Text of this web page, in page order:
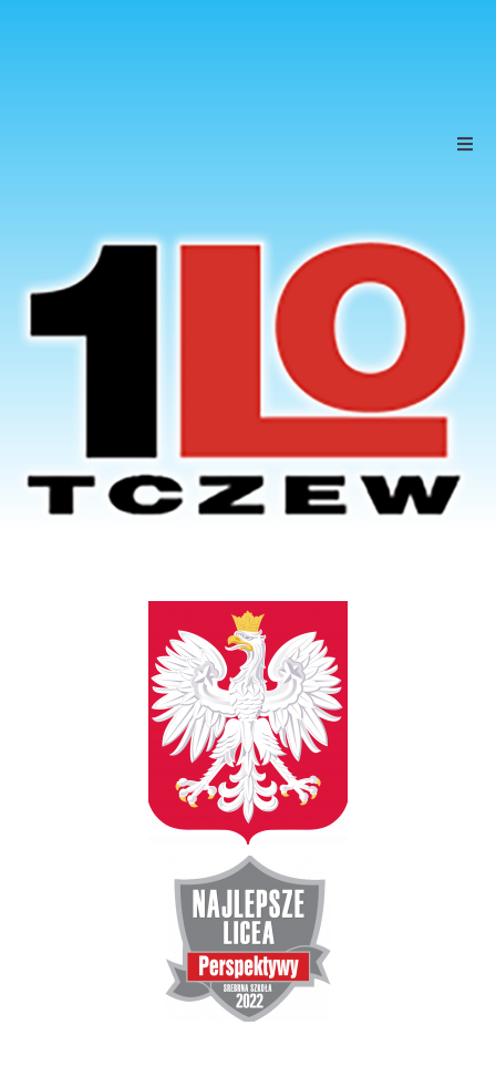
Uczniowie